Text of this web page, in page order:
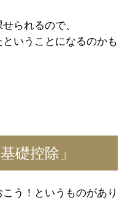
られるので、
いうことになるのかも
礎控除」​
う！というものがあり